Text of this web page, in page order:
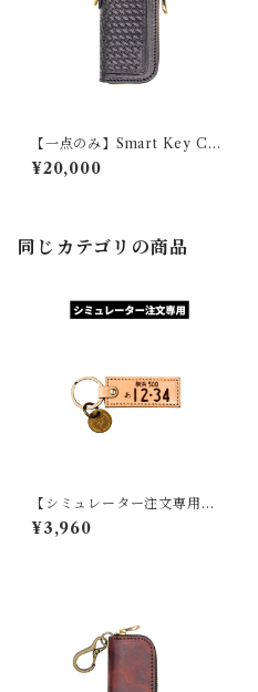
【一点のみ】Smart Key Cas
e 『GROUND BASKET』
¥20,000
同じカテゴリの商品
【シミュレーター注文専用】
本革ナンバープレートキーホ
ルダー
¥3,960